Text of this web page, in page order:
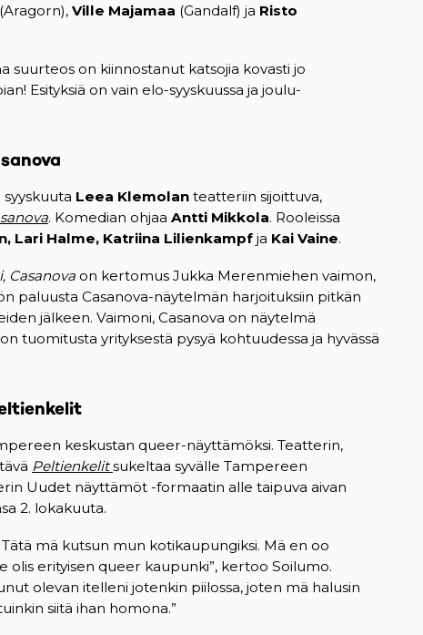
(Aragorn), Ville Majamaa (Gandalf) ja Risto
suurteos on kiinnostanut katsojia kovasti jo
Esityksiä on vain elo-syyskuussa ja joulu-
Leea Klemolan teatteriin sijoittuva,
. Komedian ohjaa Antti Mikkola. Rooleissa
Lari Halme, Katriina Lilienkampf ja Kai Vaine.
Casanova on kertomus Jukka Merenmiehen vaimon,
paluusta Casanova-näytelmän harjoituksiin pitkän
jälkeen. Vaimoni, Casanova on näytelmä
tuomitusta yrityksestä pysyä kohtuudessa ja hyvässä
keskustan queer-näyttämöksi. Teatterin,
Peltienkelit sukeltaa syvälle Tampereen
Uudet näyttämöt -formaatin alle taipuva aivan
2. lokakuuta.
mä kutsun mun kotikaupungiksi. Mä en oo
erityisen queer kaupunki”, kertoo Soilumo.
olevan itelleni jotenkin piilossa, joten mä halusin
siitä ihan homona.”